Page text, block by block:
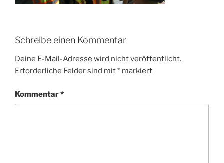
Schreibe einen Kommentar
Deine E-Mail-Adresse wird nicht veröffentlicht.
Erforderliche Felder sind mit* markiert
Kommentar*